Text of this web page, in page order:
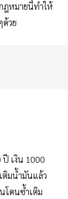
ฎหมายนี้ทำให้
ด้วย
ปี เงิน 1000
ติมน้ำมันแล้ว
โดนซ้ำเติม